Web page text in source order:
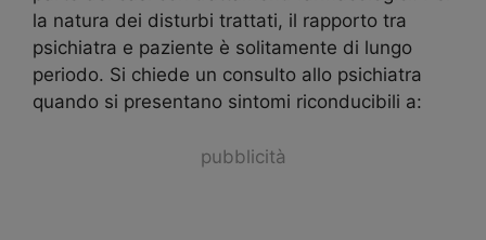
la natura dei disturbi trattati, il rapporto tra
psichiatra e paziente è solitamente di lungo
periodo. Si chiede un consulto allo psichiatra
quando si presentano sintomi riconducibili a:
pubblicità